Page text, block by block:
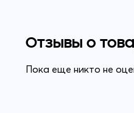
Отзывы о
Пока еще никто не